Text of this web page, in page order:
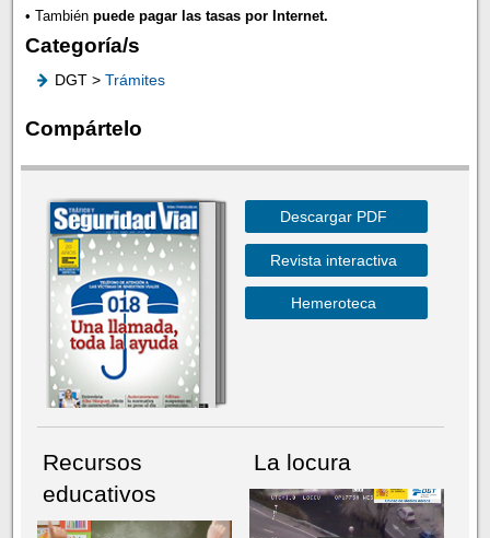
• Tambiénpuede pagar las tasas por Internet.
Categoría/s
DGT > Trámites
Compártelo
Descargar PDF
Revista interactiva
Hemeroteca
Recursos
educativos
La locura